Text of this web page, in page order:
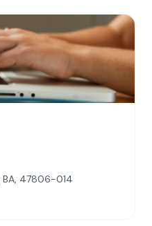
BA, 47806-014